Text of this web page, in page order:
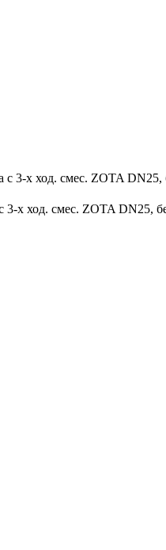
3-х ход. смес. ZOTA DN25,
х ход. смес. ZOTA DN25,